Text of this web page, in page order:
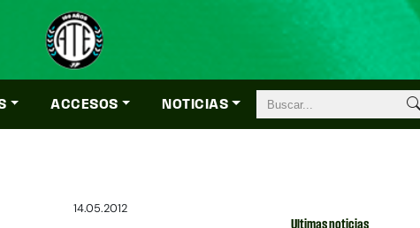
ACCESOS NOTICIAS
14.05.2012
Ultimas noticias